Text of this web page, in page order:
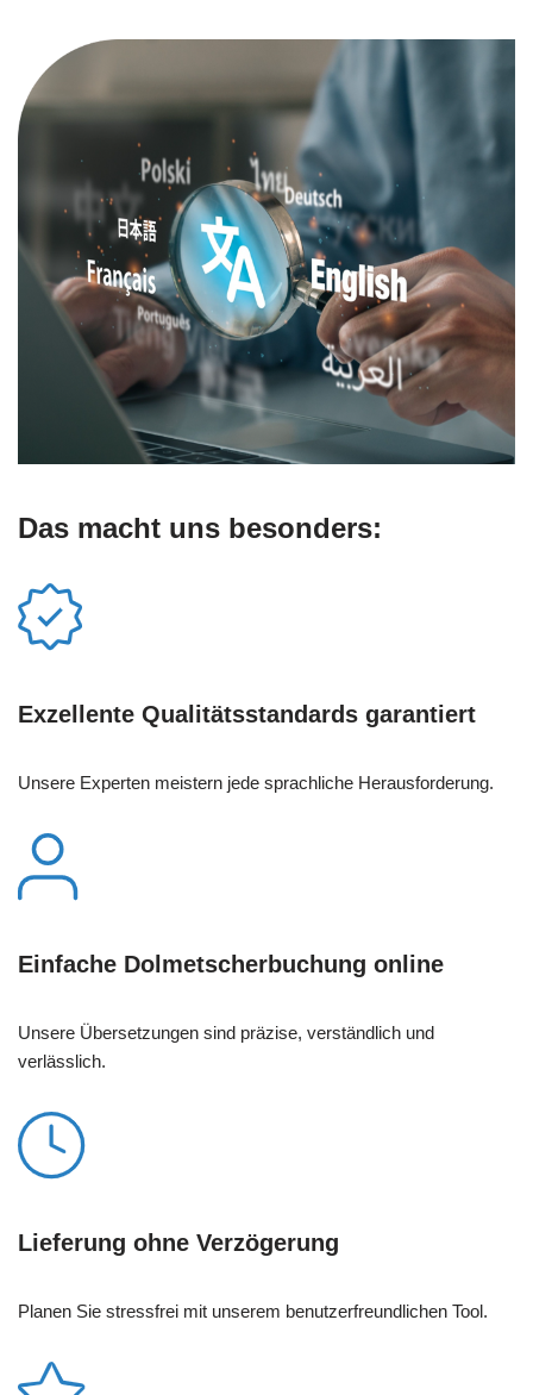
Das macht uns besonders:
Exzellente Qualitätsstandards garantiert
Unsere Experten meistern jede sprachliche Herausforderung.
Einfache Dolmetscherbuchung online
Unsere Übersetzungen sind präzise, verständlich und
verlässlich.
Lieferung ohne Verzögerung
Planen Sie stressfrei mit unserem benutzerfreundlichen Tool.